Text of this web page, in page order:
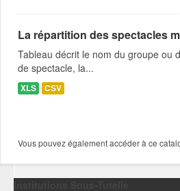
La répartition des spectacles
Tableau décrit le nom du groupe ou
de spectacle, la...
XLS CSV
Vous pouvez également accéder à ce